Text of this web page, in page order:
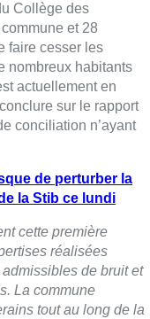
Collège des
et 28
faire cesser les
nombreux habitants
actuellement en
sur le rapport
conciliation n’ayant
de perturber la
la Stib ce lundi
cette première
réalisées
de bruit et
La commune
tout au long de la